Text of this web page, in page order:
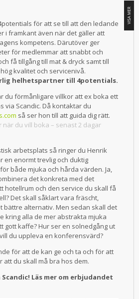
för att se till att den ledande
i framkant även när det gäller att
kompetens. Därutöver ger
för medlemmar att snabbt och
få tillgång till mat & dryck samt till
kvalitet och servicenivå.
helhetspartner till 4potentials.
du förmånligare villkor att ex boka ett
via Scandic. Då kontaktar du
så ser hon till att guida dig rätt.
du vill boka – senast 2 dagar
arbetsplats så ringer du Henrik
en enormt trevlig och duktig
både mjuka och hårda värden. Ja,
det konkreta med det
hotellrum och den service du skall få
Det skall såklart vara fräscht,
bättre alternativ. Men sedan skall det
kring alla de mer abstrakta mjuka
gott kaffe? Hur ser en solnedgång ut
du uppleva en konferensvärd?
för att de kan ge och ta och för att
du skall må bra hos dem.
Läs mer om erbjudandet